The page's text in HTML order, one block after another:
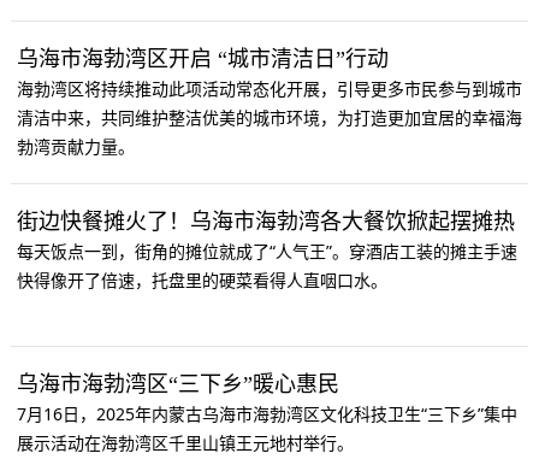
乌海市海勃湾区开启 “城市清洁日”行动
海勃湾区将持续推动此项活动常态化开展，引导更多市民参与到城市
清洁中来，共同维护整洁优美的城市环境，为打造更加宜居的幸福海
勃湾贡献力量。
街边快餐摊火了！乌海市海勃湾各大餐饮掀起摆摊热
每天饭点一到，街角的摊位就成了“人气王”。穿酒店工装的摊主手速
快得像开了倍速，托盘里的硬菜看得人直咽口水。
乌海市海勃湾区“三下乡”暖心惠民
7月16日，2025年内蒙古乌海市海勃湾区文化科技卫生“三下乡”集中
展示活动在海勃湾区千里山镇王元地村举行。